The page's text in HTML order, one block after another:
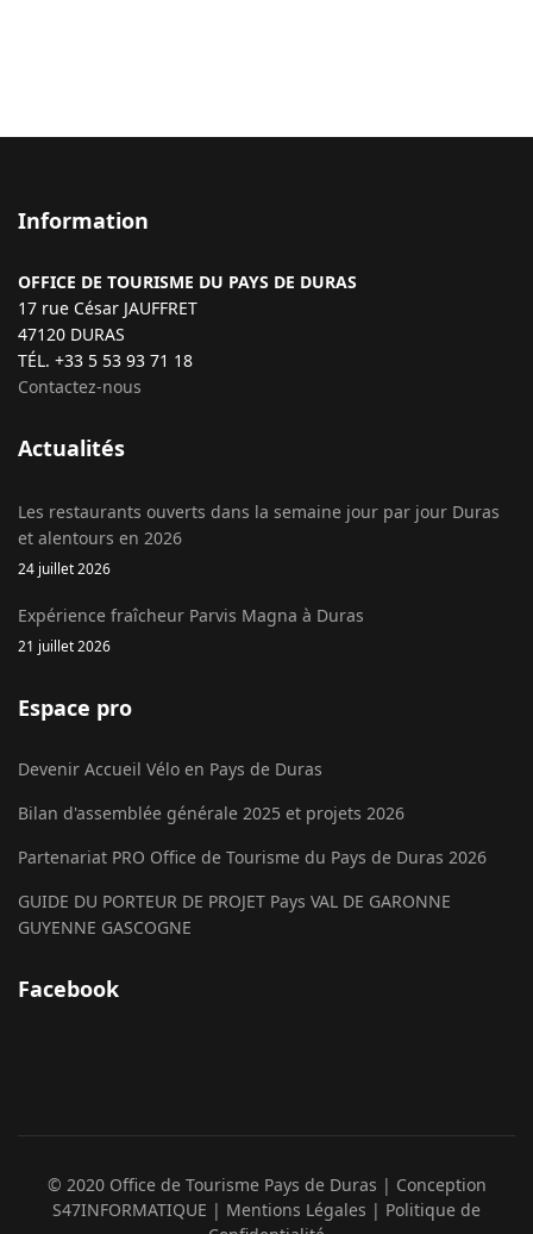
Information
OFFICE DE TOURISME DU PAYS DE DURAS
17 rue César JAUFFRET
47120 DURAS
TÉL. +33 5 53 93 71 18
Contactez-nous
Actualités
Les restaurants ouverts dans la semaine jour par jour Duras
et alentours en 2026
24 juillet 2026
Expérience fraîcheur Parvis Magna à Duras
21 juillet 2026
Espace pro
Devenir Accueil Vélo en Pays de Duras
Bilan d'assemblée générale 2025 et projets 2026
Partenariat PRO Office de Tourisme du Pays de Duras 2026
GUIDE DU PORTEUR DE PROJET Pays VAL DE GARONNE
GUYENNE GASCOGNE
Facebook
© 2020 Office de Tourisme Pays de Duras | Conception
S47INFORMATIQUE | Mentions Légales | Politique de